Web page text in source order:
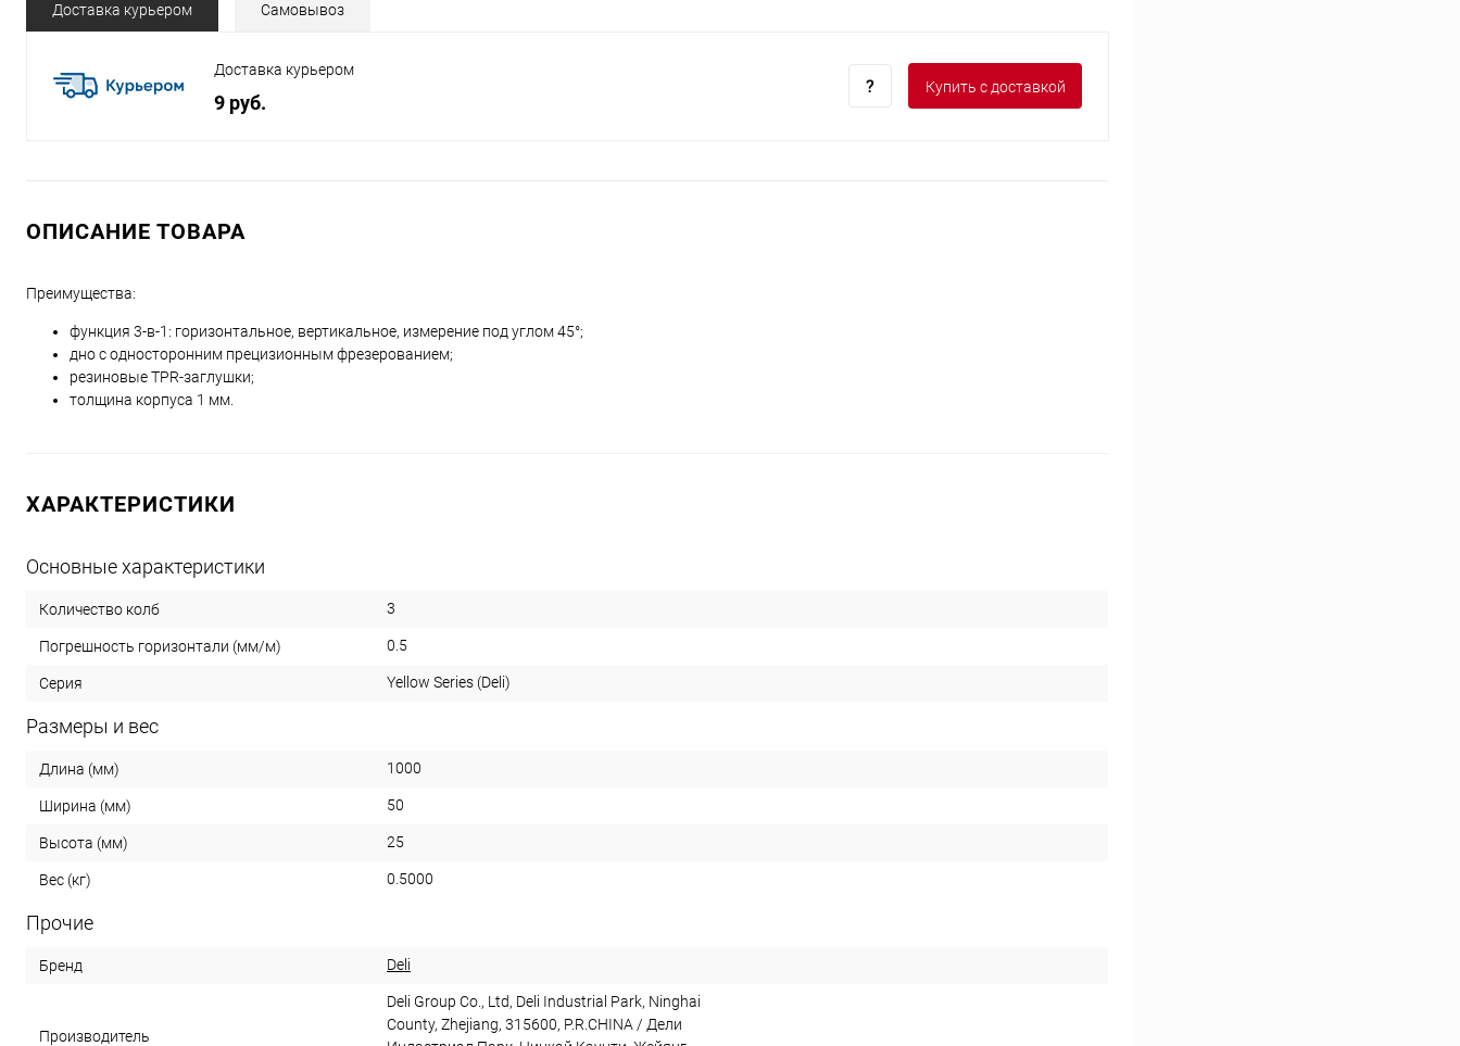
Доставка курьером Самовывоз
Доставка курьером
9 руб.
Купить с доставкой
ОПИСАНИЕ ТОВАРА
Преимущества:
функция 3-в-1: горизонтальное, вертикальное, измерение под углом 45°;
дно с односторонним прецизионным фрезерованием;
резиновые TPR-заглушки;
толщина корпуса 1 мм.
ХАРАКТЕРИСТИКИ
Основные характеристики
Количество колб 3
Погрешность горизонтали (мм/м) 0.5
Серия Yellow Series (Deli)
Размеры и вес
Длина (мм) 1000
Ширина (мм) 50
Высота (мм) 25
Вес (кг) 0.5000
Прочие
Бренд Deli
Производитель
Deli Group Co., Ltd, Deli Industrial Park, Ninghai
County, Zhejiang, 315600, P.R.CHINA / Дели